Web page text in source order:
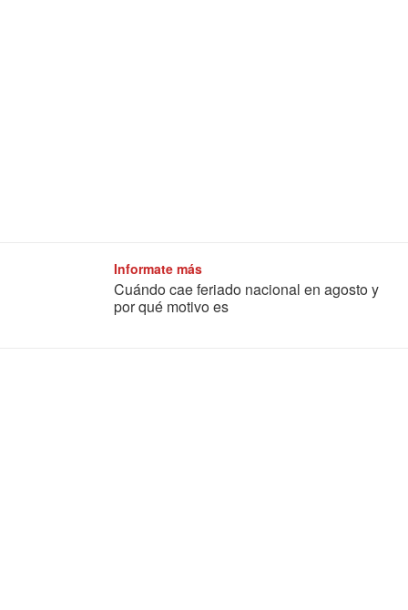
Informate más
Cuándo cae feriado nacional en agosto y
por qué motivo es